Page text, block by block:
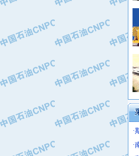
采
·
·
·
·
·
·
·